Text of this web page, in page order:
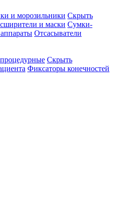
и морозильники Скрыть
и маски Сумки-
Отсасыватели
Скрыть
Фиксаторы конечностей